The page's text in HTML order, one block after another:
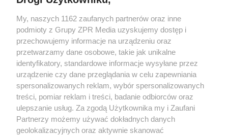
My, naszych 1162 zaufanych partnerów oraz inne
podmioty z Grupy ZPR Media uzyskujemy dostęp i
przechowujemy informacje na urządzeniu oraz
przetwarzamy dane osobowe, takie jak unikalne
identyfikatory, standardowe informacje wysyłane przez
urządzenie czy dane przeglądania w celu zapewniania
spersonalizowanych reklam, wybór spersonalizowanych
treści, pomiar reklam i treści, badanie odbiorców oraz
ulepszanie usług. Za zgodą Użytkownika my i Zaufani
Partnerzy możemy używać dokładnych danych
geolokalizacyjnych oraz aktywnie skanować